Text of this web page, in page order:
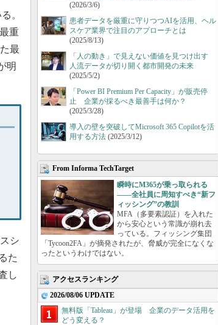
。
重
最
明
シ
た
し
(2026/3/6)
患者データを厳重に守りつつAIを活用、ヘル
スケア業界で注目のアプローチとは
(2025/8/13)
「人の動き」で見えない価値を見つけ出す
人流データが切り開く都市開発の未来
(2025/5/2)
「Power BI Premium Per Capacity」が販売停
止 企業が採るべき最善手は何か？
(2025/3/28)
導入の壁を突破してMicrosoft 365 Copilotを活
用する方法 (2025/3/12)
From Informa TechTarget
瞬時にM365が乗っ取られる
――全社員に周知すべき“新フ
ィッシング”の教訓
MFA（多要素認証）を入れた
から安心という常識が崩れ去
っている。フィッシング集団
「Tycoon2FA」が摘発されたが、脅威が完全になくな
ったというわけではない。
アクセスランキング
2026/08/06 UPDATE
無料版「Tableau」が登場 企業のデータ活用を
どう変える？